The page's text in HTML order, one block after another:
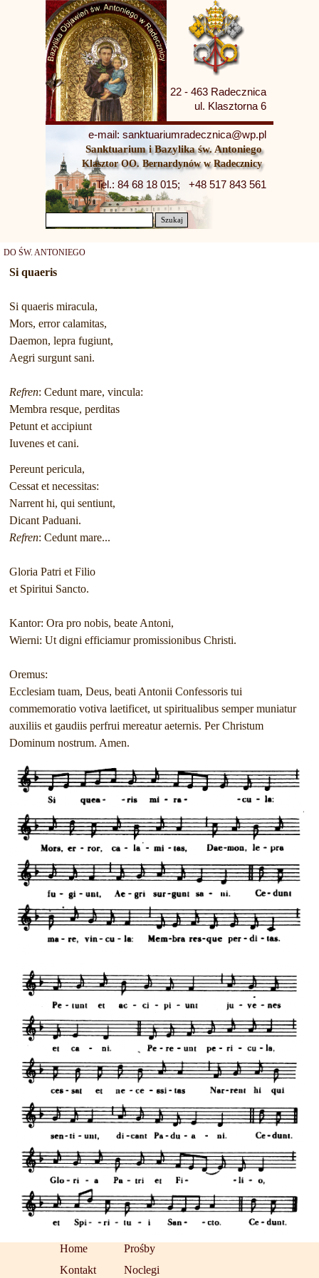
22 - 463 Radecznica
Tel.: 84 68 18 015;   +48 517 843 561
ul. Klasztorna 6
e-mail: sanktuariumradecznica@wp.pl
Sanktuarium i Bazylika św. Antoniego
Klasztor OO. Bernardynów w Radecznicy
Szukaj
DO ŚW. ANTONIEGO
Si quaeris
Si quaeris miracula,
Mors, error calamitas,
Daemon, lepra fugiunt,
Aegri surgunt sani.
Refren: Cedunt mare, vincula:
Membra resque, perditas
Petunt et accipiunt
Iuvenes et cani.
Pereunt pericula,
Cessat et necessitas:
Narrent hi, qui sentiunt,
Dicant Paduani.
Refren: Cedunt mare...
Gloria Patri et Filio
et Spiritui Sancto.
Kantor: Ora pro nobis, beate Antoni,
Wierni: Ut digni efficiamur promissionibus Christi.
Oremus:
Ecclesiam tuam, Deus, beati Antonii Confessoris tui
commemoratio votiva laetificet, ut spiritualibus semper muniatur
auxiliis et gaudiis perfrui mereatur aeternis. Per Christum
Dominum nostrum. Amen.
Home
Kontakt
Prośby
Noclegi